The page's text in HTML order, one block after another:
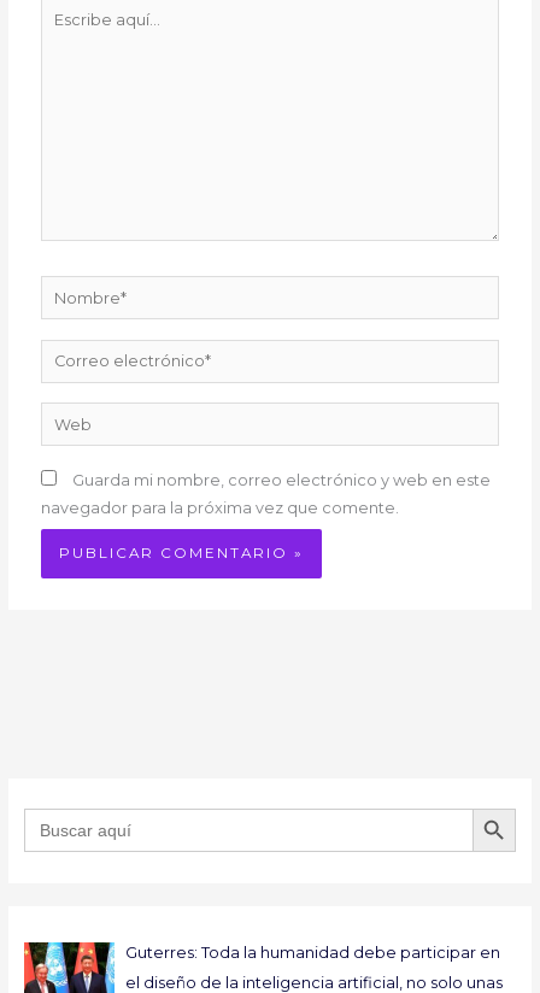
Nombre*
Correo
electrónico*
Web
Guarda mi nombre, correo electrónico y web en este
navegador para la próxima vez que comente.
Buscar: BOTÓN DE
Guterres: Toda la humanidad debe participar en
el diseño de la inteligencia artificial, no solo unas